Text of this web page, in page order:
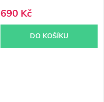
690 Kč
DO KOŠÍKU